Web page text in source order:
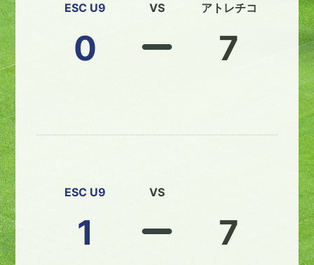
ESC U9
0
VS アトレチコ
7
ESC U9
1
VS
7